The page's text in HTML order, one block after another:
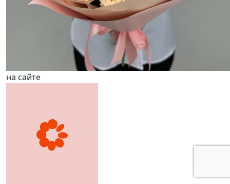
на сайте